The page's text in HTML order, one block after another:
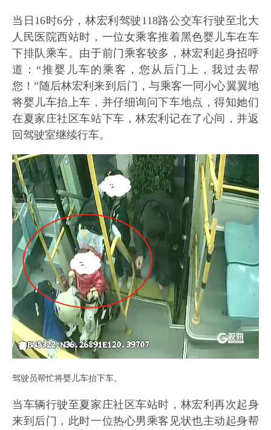
当日16时6分，林宏利驾驶118路公交车行驶至北大
人民医院西站时，一位女乘客推着黑色婴儿车在车
下排队乘车。由于前门乘客较多，林宏利起身招呼
道：“推婴儿车的乘客，您从后门上，我过去帮
您！”随后林宏利来到后门，与乘客一同小心翼翼地
将婴儿车抬上车，并仔细询问下车地点，得知她们
在夏家庄社区车站下车，林宏利记在了心间，并返
回驾驶室继续行车。
驾驶员帮忙将婴儿车抬下车。
当车辆行驶至夏家庄社区车站时，林宏利再次起身
来到后门，此时一位热心男乘客见状也主动起身帮